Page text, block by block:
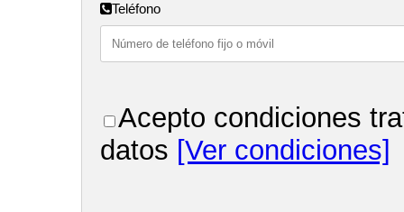
Teléfono
Acepto condiciones
datos [Ver condiciones]